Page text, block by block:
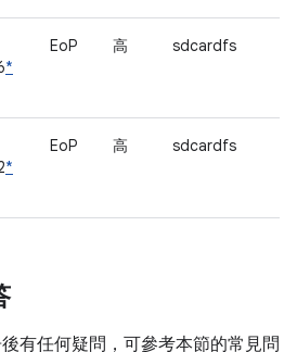
*
EoP 高 sdcardfs
*
EoP 高 sdcardfs
有任何疑問，可參考本節的常見問